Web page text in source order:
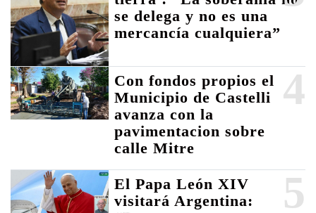
se delega y no es una
mercancía cualquiera”
4
Con fondos propios el
Municipio de Castelli
avanza con la
pavimentacion sobre
calle Mitre
5
El Papa León XIV
visitará Argentina: